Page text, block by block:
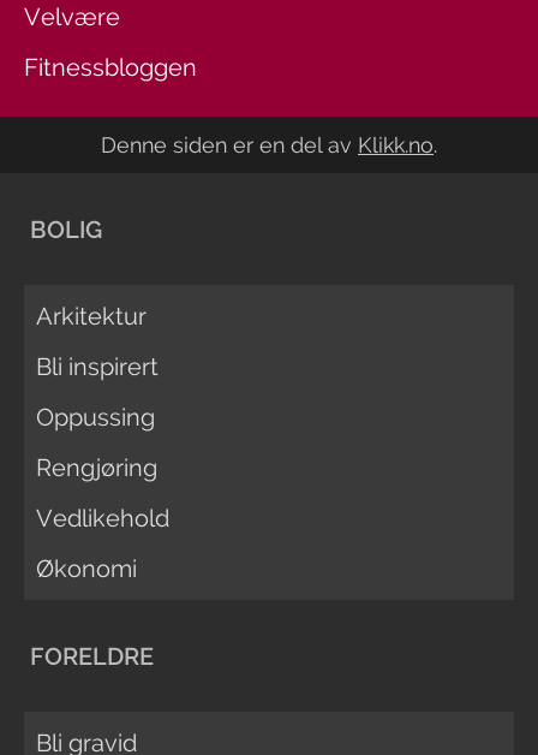
Velvære
Fitnessbloggen
Denne siden er en del av Klikk.no.
BOLIG
Arkitektur
Bli inspirert
Oppussing
Rengjøring
Vedlikehold
Økonomi
FORELDRE
Bli gravid